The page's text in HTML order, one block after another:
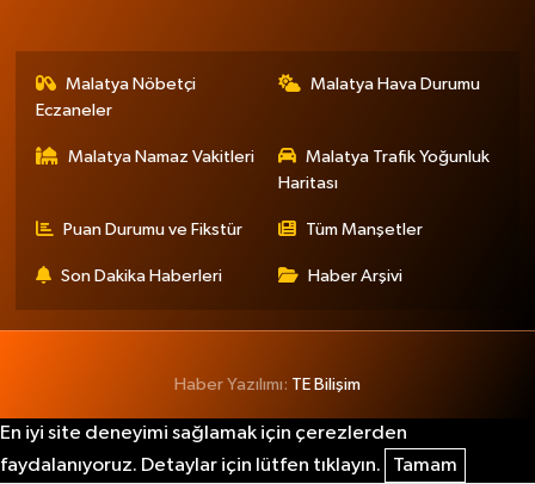
Malatya Nöbetçi
Eczaneler
Malatya Hava Durumu
Malatya Namaz Vakitleri
Malatya Trafik Yoğunluk
Haritası
Puan Durumu ve Fikstür Tüm Manşetler
Son Dakika Haberleri Haber Arşivi
Haber Yazılımı: TE Bilişim
En iyi site deneyimi sağlamak için çerezlerden
faydalanıyoruz. Detaylar için lütfen tıklayın.
Tamam